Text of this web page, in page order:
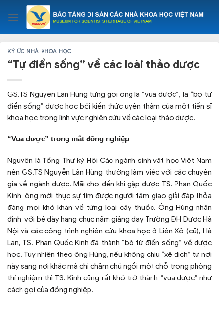
content
KÝ ỨC NHÀ KHOA HỌC
“Tự điển sống” về các loài thảo dược
GS.TS Nguyễn Lân Hùng từng gọi ông là “vua dược”, là “bộ từ
điển sống” dược học bởi kiến thức uyên thâm của một tiến sĩ
khoa học trong lĩnh vực nghiên cứu về các loại thảo dược.
“Vua dược” trong mắt đồng nghiệp
Nguyên là Tổng Thư ký Hội Các ngành sinh vật học Việt Nam
nên GS.TS Nguyễn Lân Hùng thường làm việc với các chuyên
gia về ngành dược. Mãi cho đến khi gặp được TS. Phan Quốc
Kinh, ông mới thực sự tìm được người tâm giao giải đáp thỏa
đáng mọi khó khăn về từng loại cây thuốc. Ông Hùng nhận
định, với bề dày hàng chục năm giảng dạy Trường ĐH Dược Hà
Nội và các công trình nghiên cứu khoa học ở Liên Xô (cũ), Hà
Lan, TS. Phan Quốc Kinh đã thành “bộ từ điển sống” về dược
học. Tuy nhiên theo ông Hùng, nếu không chịu “xê dịch” từ nơi
này sang nơi khác mà chỉ chăm chú ngồi một chỗ trong phòng
thí nghiệm thì TS. Kinh cũng rất khó trở thành “vua dược” như
cách gọi của đồng nghiệp.